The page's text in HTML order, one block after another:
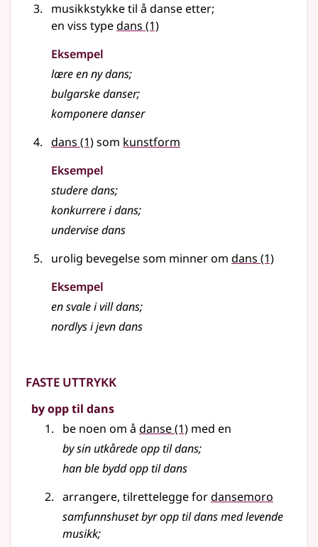
musikkstykke til å danse etter;
en viss typedans (1)
Eksempel
lære en nydans;
bulgarskedanser;
komponeredanser
dans (1)som kunstform
Eksempel
studere dans;
konkurrere i dans;
undervise dans
urolig bevegelse som minner om dans (1)
Eksempel
en svale i vill dans;
nordlys i jevn dans
Faste uttrykk
by opp til dans
be noen om å danse(1) med en
by sin utkårede opp til dans;
han ble bydd opp til dans
arrangere, tilrettelegge fordansemoro
samfunnshuset byr opp til dans med levende
musikk;